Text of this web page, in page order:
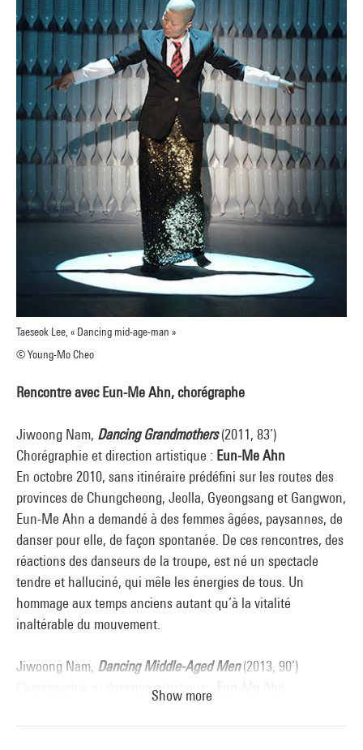
Taeseok Lee, « Dancing mid-age-man »
© Young-Mo Cheo
Rencontre avec Eun-Me Ahn, chorégraphe
Jiwoong Nam, Dancing Grandmothers(2011, 83’)
Chorégraphie et direction artistique : Eun-Me Ahn
En octobre 2010, sans itinéraire prédéfini sur les routes des
provinces de Chungcheong, Jeolla, Gyeongsang et Gangwon,
Eun-Me Ahn a demandé à des femmes âgées, paysannes, de
danser pour elle, de façon spontanée. De ces rencontres, des
réactions des danseurs de la troupe, est né un spectacle
tendre et halluciné, qui mêle les énergies de tous. Un
hommage aux temps anciens autant qu’à la vitalité
inaltérable du mouvement.
Jiwoong Nam, Dancing Middle-Aged Men(2013, 90’)
Chorégraphie et direction artistique :
Eun-Me Ahn se concentre sur des hommes coréens de 40 à
Show more